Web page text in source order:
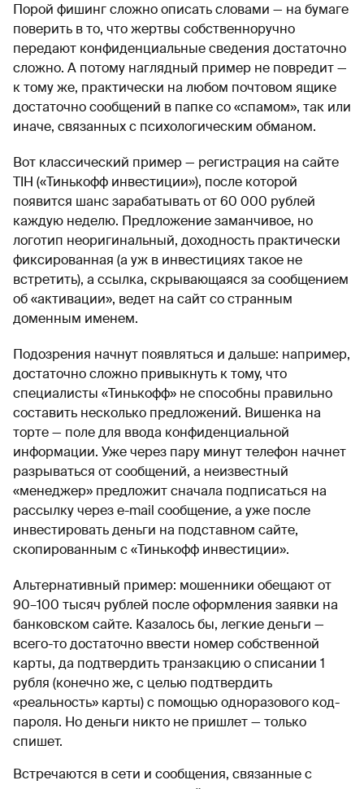
Порой фишинг сложно описать словами — на бумаге
поверить в то, что жертвы собственноручно
передают конфиденциальные сведения достаточно
сложно. А потому наглядный пример не повредит —
к тому же, практически на любом почтовом ящике
достаточно сообщений в папке со «спамом», так или
иначе, связанных с психологическим обманом.
Вот классический пример — регистрация на сайте
TIH («Тинькофф инвестиции»), после которой
появится шанс зарабатывать от 60 000 рублей
каждую неделю. Предложение заманчивое, но
логотип неоригинальный, доходность практически
фиксированная (а уж в инвестициях такое не
встретить), а ссылка, скрывающаяся за сообщением
об «активации», ведет на сайт со странным
доменным именем.
Подозрения начнут появляться и дальше: например,
достаточно сложно привыкнуть к тому, что
специалисты «Тинькофф» не способны правильно
составить несколько предложений. Вишенка на
торте — поле для ввода конфиденциальной
информации. Уже через пару минут телефон начнет
разрываться от сообщений, а неизвестный
«менеджер» предложит сначала подписаться на
рассылку через e-mail сообщение, а уже после
инвестировать деньги на подставном сайте,
скопированным с «Тинькофф инвестиции».
Альтернативный пример: мошенники обещают от
90–100 тысяч рублей после оформления заявки на
банковском сайте. Казалось бы, легкие деньги —
всего-то достаточно ввести номер собственной
карты, да подтвердить транзакцию о списании 1
рубля (конечно же, с целью подтвердить
«реальность» карты) с помощью одноразового код-
пароля. Но деньги никто не пришлет — только
спишет.
Встречаются в сети и сообщения, связанные с